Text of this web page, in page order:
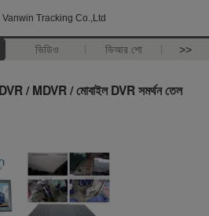
Tracking Co.,Ltd
ভিডিও ভিআর শো >>
DVR / MDVR / মোবাইল DVR সমর্থন তেল